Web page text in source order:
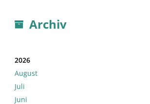
Archiv
2026
August
Juli
Juni